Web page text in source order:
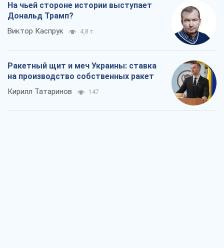
На чьей стороне истории выступает
Дональд Трамп?
Виктор Каспрук 4,8 т.
Ракетный щит и меч Украины: ставка
на производство собственных ракет
Кирилл Татаринов 147